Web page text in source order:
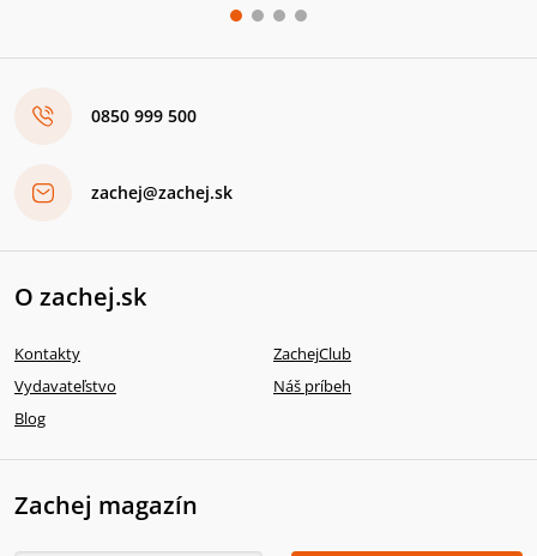
0850 999 500
zachej@zachej.sk
O zachej.sk
Kontakty
ZachejClub
Vydavateľstvo
Náš príbeh
Blog
Zachej magazín